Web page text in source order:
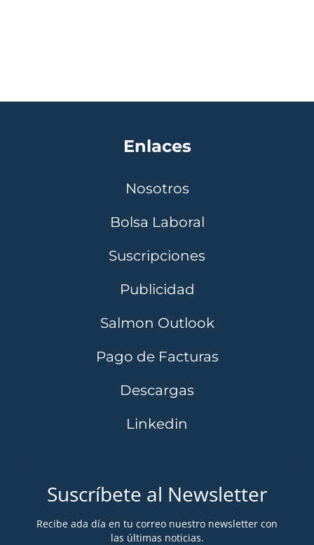
Enlaces
Nosotros
Bolsa Laboral
Suscripciones
Publicidad
Salmon Outlook
Pago de Facturas
Descargas
Linkedin
Suscríbete al Newsletter
Recibe ada día en tu correo nuestro newsletter con
las últimas noticias.